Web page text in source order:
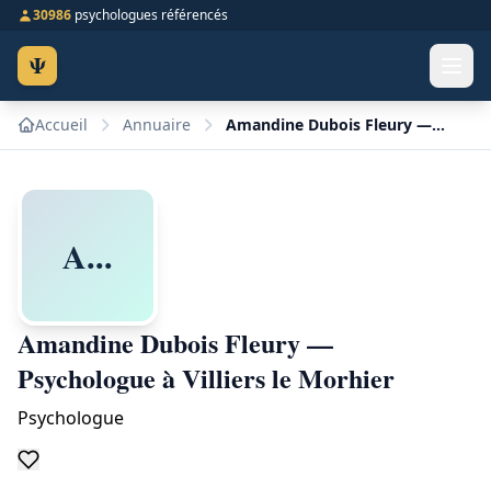
30986 psychologues référencés
Ψ
Accueil Annuaire Amandine Dubois Fleury — Psychologue à Villiers le Morhier
A...
Amandine Dubois Fleury —
Psychologue à Villiers le Morhier
Psychologue